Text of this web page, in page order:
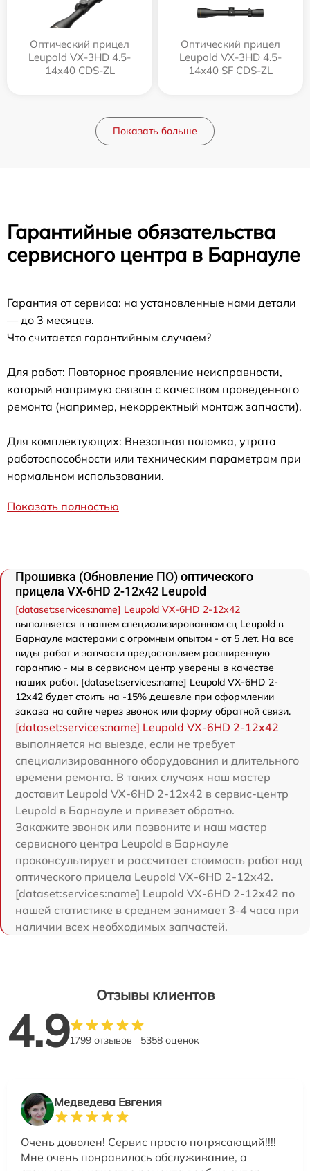
Оптический прицел
Leupold VX-3HD 4.5-
14x40 CDS-ZL
Оптический прицел
Leupold VX-3HD 4.5-
14x40 SF CDS-ZL
Показать больше
Гарантийные обязательства
сервисного центра в Барнауле
Гарантия от сервиса: на установленные нами детали
— до 3 месяцев.
Что считается гарантийным случаем?
Для работ: Повторное проявление неисправности,
который напрямую связан с качеством проведенного
ремонта (например, некорректный монтаж запчасти).
Для комплектующих: Внезапная поломка, утрата
работоспособности или техническим параметрам при
нормальном использовании.
Показать полностью
Прошивка (Обновление ПО) оптического
прицела VX-6HD 2-12x42 Leupold
[dataset:services:name] Leupold VX-6HD 2-12x42
выполняется в нашем специализированном сц Leupold в
Барнауле мастерами с огромным опытом - от 5 лет. На все
виды работ и запчасти предоставляем расширенную
гарантию - мы в сервисном центр уверены в качестве
наших работ. [dataset:services:name] Leupold VX-6HD 2-
12x42 будет стоить на -15% дешевле при оформлении
заказа на сайте через звонок или форму обратной связи.
[dataset:services:name] Leupold VX-6HD 2-12x42
выполняется на выезде, если не требует
специализированного оборудования и длительного
времени ремонта. В таких случаях наш мастер
доставит Leupold VX-6HD 2-12x42 в сервис-центр
Leupold в Барнауле и привезет обратно.
Закажите звонок или позвоните и наш мастер
сервисного центра Leupold в Барнауле
проконсультирует и рассчитает стоимость работ над
оптического прицела Leupold VX-6HD 2-12x42.
[dataset:services:name] Leupold VX-6HD 2-12x42 по
нашей статистике в среднем занимает 3-4 часа при
наличии всех необходимых запчастей.
Отзывы клиентов
4.91799 отзывов 5358 оценок
Медведева Евгения
Очень доволен! Сервис просто потрясающий!!!!
Мне очень понравилось обслуживание, а